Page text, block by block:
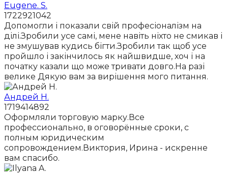
Eugene. S.
1722921042
Допомогли і показали свій професіоналізм на
ділі.Зробили усе самі, мене навіть ніхто не смикав і
не змушував кудись бігти.Зробили так щоб усе
пройшло і закінчилось як найшвидше, хоч і на
початку казали що може тривати довго.На разі
велике Дякую вам за вирішення мого питання.
Андрей Н.
1719414892
Оформляли торговую марку.Все
профессионально, в оговорённые сроки, с
полным юридическим
сопровождением.Виктория, Ирина - искренне
вам спасибо.